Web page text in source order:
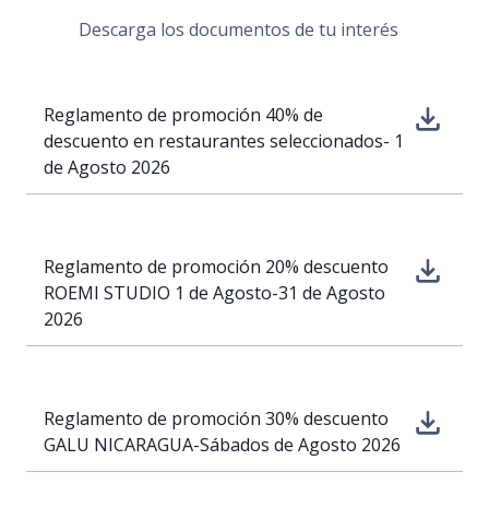
Descarga los documentos de tu interés
Reglamento de promoción 40% de
descuento en restaurantes seleccionados- 1
de Agosto 2026
Reglamento de promoción 20% descuento
ROEMI STUDIO 1 de Agosto-31 de Agosto
2026
Reglamento de promoción 30% descuento
GALU NICARAGUA-Sábados de Agosto 2026